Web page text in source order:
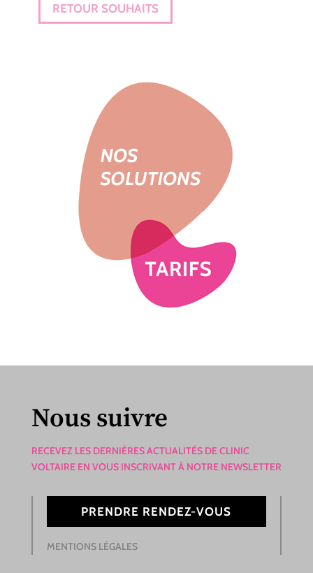
RETOUR SOUHAITS
Nous suivre
RECEVEZ LES DERNIÈRES ACTUALITÉS DE CLINIC
VOLTAIRE EN VOUS INSCRIVANT À NOTRE NEWSLETTER
PRENDRE RENDEZ-VOUS
MENTIONS LÉGALES